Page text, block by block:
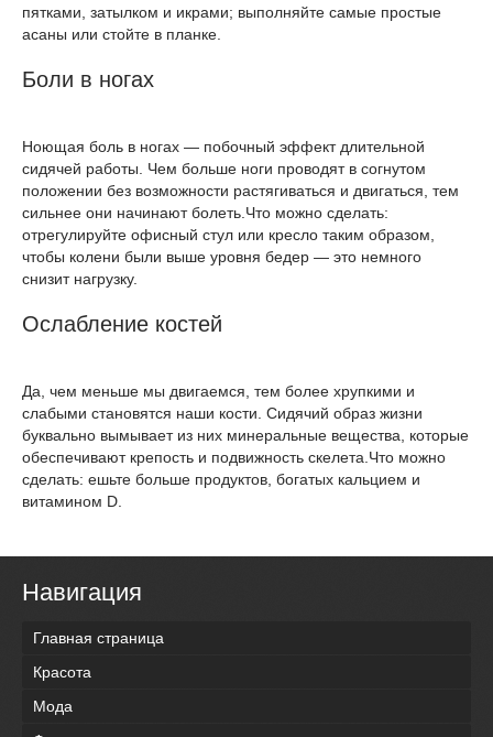
пятками, затылком и икрами; выполняйте самые простые
асаны или стойте в планке.
Боли в ногах
Ноющая боль в ногах — побочный эффект длительной
сидячей работы. Чем больше ноги проводят в согнутом
положении без возможности растягиваться и двигаться, тем
сильнее они начинают болеть.Что можно сделать:
отрегулируйте офисный стул или кресло таким образом,
чтобы колени были выше уровня бедер — это немного
снизит нагрузку.
Ослабление костей
Да, чем меньше мы двигаемся, тем более хрупкими и
слабыми становятся наши кости. Сидячий образ жизни
буквально вымывает из них минеральные вещества, которые
обеспечивают крепость и подвижность скелета.Что можно
сделать: ешьте больше продуктов, богатых кальцием и
витамином D.
Навигация
Главная страница
Красота
Мода